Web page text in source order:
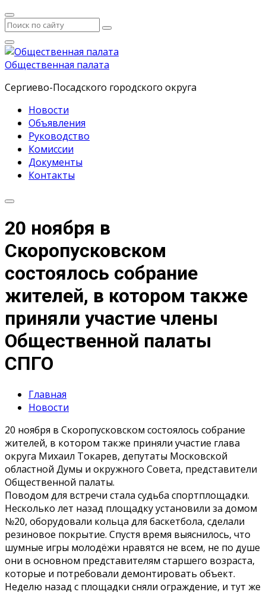
Общественная палата
Сергиево-Посадского городского округа
Новости
Объявления
Руководство
Комиссии
Документы
Контакты
20 ноября в
Скоропусковском
состоялось собрание
жителей, в котором также
приняли участие члены
Общественной палаты
СПГО
Главная
Новости
20 ноября в Скоропусковском состоялось собрание
жителей, в котором также приняли участие глава
округа Михаил Токарев, депутаты Московской
областной Думы и окружного Совета, представители
Общественной палаты.
Поводом для встречи стала судьба спортплощадки.
Несколько лет назад площадку установили за домом
№20, оборудовали кольца для баскетбола, сделали
резиновое покрытие. Спустя время выяснилось, что
шумные игры молодёжи нравятся не всем, не по душе
они в основном представителям старшего возраста,
которые и потребовали демонтировать объект.
Неделю назад с площадки сняли ограждение, и тут же